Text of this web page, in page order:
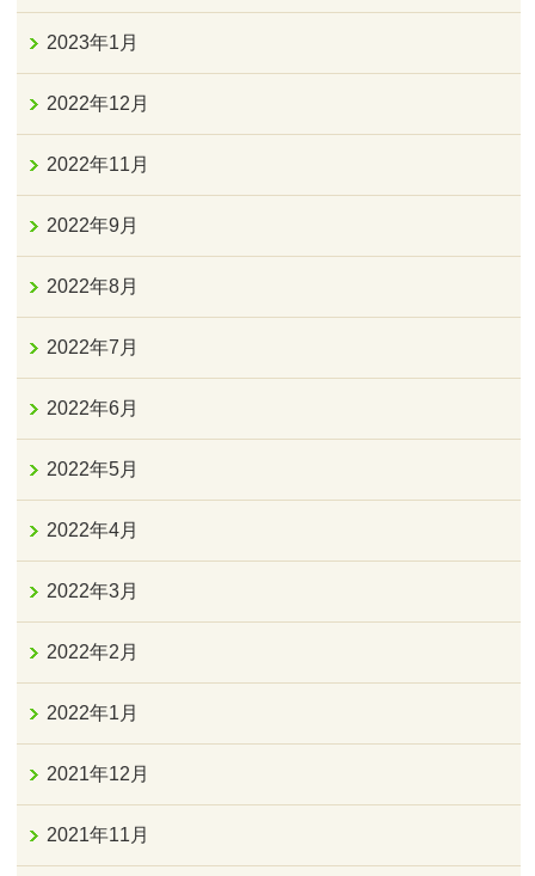
2023年1月
2022年12月
2022年11月
2022年9月
2022年8月
2022年7月
2022年6月
2022年5月
2022年4月
2022年3月
2022年2月
2022年1月
2021年12月
2021年11月